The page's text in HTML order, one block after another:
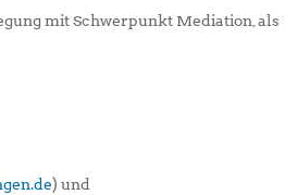
mit Schwerpunkt Mediation, als
) und